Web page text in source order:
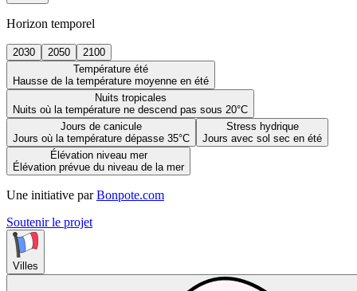
Horizon temporel
2030 2050
2100
Température été
Hausse de la température moyenne en été
Nuits tropicales
Nuits où la température ne descend pas sous 20°C
Jours de canicule
Jours où la température dépasse 35°C
Stress hydrique
Jours avec sol sec en été
Élévation niveau mer
Élévation prévue du niveau de la mer
Une initiative par Bonpote.com
Soutenir le projet
Villes